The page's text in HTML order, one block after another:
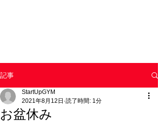
記事
お盆休み
StartUpGYM
2021年8月12日 読了時間: 1分